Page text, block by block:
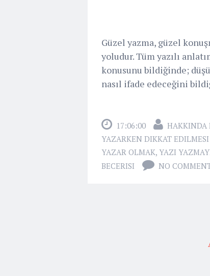
Güzel yazma, güzel
yoludur. Tüm yazılı
konusunu bildiğinde;
nasıl ifade edeceğini
17:06:00 HAKKINDA
YAZARKEN DIKKAT EDILMESI
YAZAR OLMAK, YAZI
BECERISI
NO